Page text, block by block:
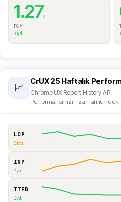
1.27s
FCP
İyi
📈
CrUX 25 Haftalık
Chrome UX Report History API —
Performansınızın zaman içindeki
LCP
Orta
INP
İyi
TTFB
İyi